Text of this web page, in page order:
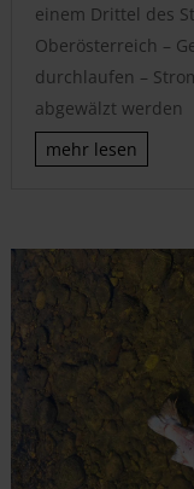
einem Drittel des
Oberösterreich –
durchlaufen –
abgewälzt werden
mehr lesen